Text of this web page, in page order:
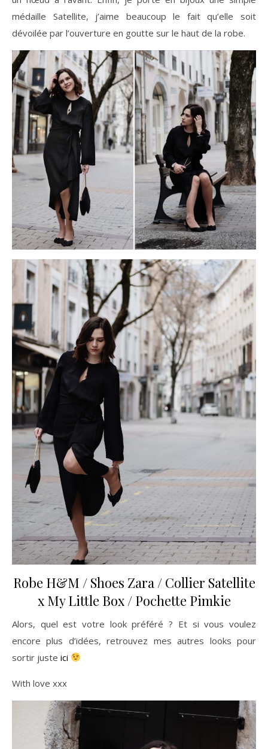
médaille Satellite, j’aime beaucoup le fait qu’elle soit
dévoilée par l’ouverture en goutte sur le haut de la robe.
Robe H&M / Shoes Zara / Collier Satellite
x My Little Box/ Pochette Pimkie
Alors, quel est votre look préféré ? Et si vous voulez
encore plus d’idées, retrouvez mes autres looks pour
sortir juste ici
With love xxx